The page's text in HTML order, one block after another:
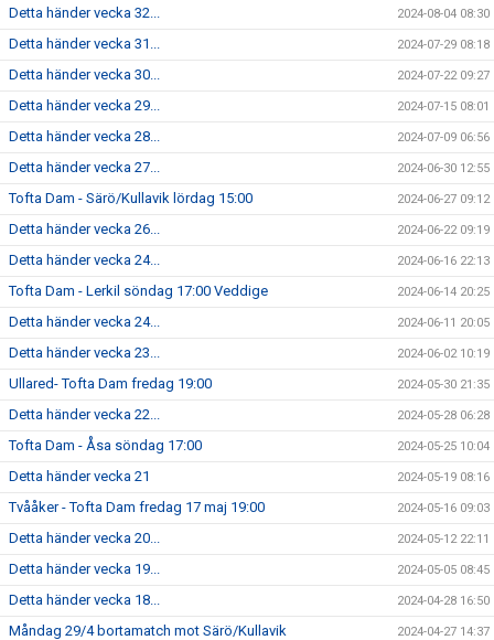
Detta händer vecka 32... 2024-08-04 08:30
Detta händer vecka 31... 2024-07-29 08:18
Detta händer vecka 30... 2024-07-22 09:27
Detta händer vecka 29... 2024-07-15 08:01
Detta händer vecka 28... 2024-07-09 06:56
Detta händer vecka 27... 2024-06-30 12:55
Tofta Dam - Särö/Kullavik lördag 15:00 2024-06-27 09:12
Detta händer vecka 26... 2024-06-22 09:19
Detta händer vecka 24... 2024-06-16 22:13
Tofta Dam - Lerkil söndag 17:00 Veddige 2024-06-14 20:25
Detta händer vecka 24... 2024-06-11 20:05
Detta händer vecka 23... 2024-06-02 10:19
Ullared- Tofta Dam fredag 19:00 2024-05-30 21:35
Detta händer vecka 22... 2024-05-28 06:28
Tofta Dam - Åsa söndag 17:00 2024-05-25 10:04
Detta händer vecka 21 2024-05-19 08:16
Tvååker - Tofta Dam fredag 17 maj 19:00 2024-05-16 09:03
Detta händer vecka 20... 2024-05-12 22:11
Detta händer vecka 19... 2024-05-05 08:45
Detta händer vecka 18... 2024-04-28 16:50
Måndag 29/4 bortamatch mot Särö/Kullavik 2024-04-27 14:37